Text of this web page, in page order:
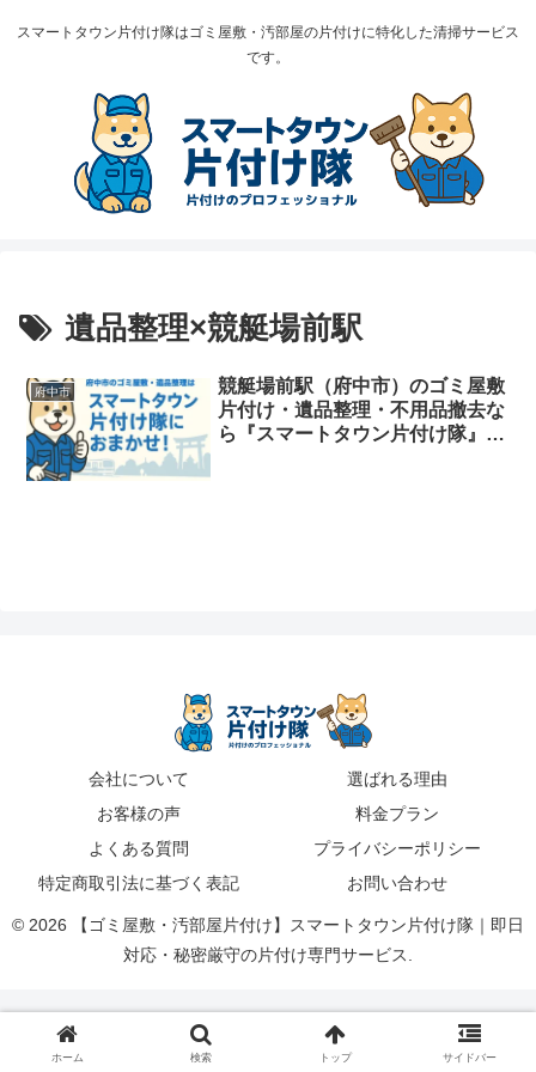
スマートタウン片付け隊はゴミ屋敷・汚部屋の片付けに特化した清掃サービス
です。
遺品整理×競艇場前駅
府中市
競艇場前駅（府中市）のゴミ屋敷
片付け・遺品整理・不用品撤去な
ら『スマートタウン片付け隊』｜
会社について
選ばれる理由
お客様の声
料金プラン
よくある質問
プライバシーポリシー
特定商取引法に基づく表記
お問い合わせ
© 2026 【ゴミ屋敷・汚部屋片付け】スマートタウン片付け隊｜即日
対応・秘密厳守の片付け専門サービス.
ホーム 検索 トップ サイドバー